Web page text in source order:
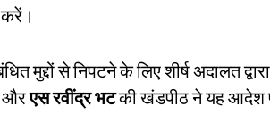
करें।
मुद्दों से निपटने के लिए शीर्ष अदालत
औरएस रवींद्र भटकी खंडपीठ ने यह आदेश